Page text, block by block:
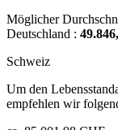
Möglicher
Deutschland :
Schweiz
Um den
empfehlen wir